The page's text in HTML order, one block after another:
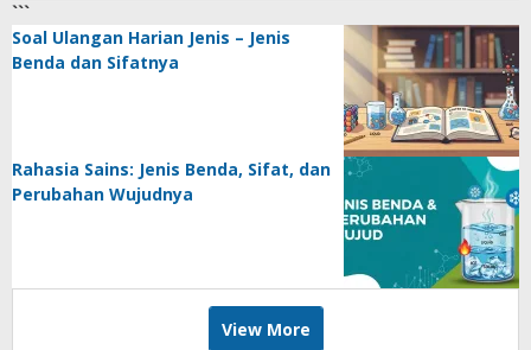
```
Soal Ulangan Harian Jenis – Jenis
Benda dan Sifatnya
Rahasia Sains: Jenis Benda, Sifat, dan
Perubahan Wujudnya
View More